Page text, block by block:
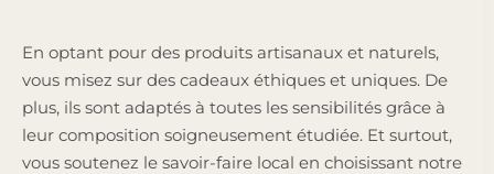
En optant pour des produits artisanaux et naturels,
vous misez sur des cadeaux éthiques et uniques. De
plus, ils sont adaptés à toutes les sensibilités grâce à
leur composition soigneusement étudiée. Et surtout,
vous soutenez le savoir-faire local en choisissant notre